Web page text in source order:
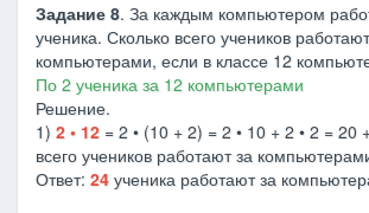
Задание 8. За каждым компьютером
ученика. Сколько всего учеников
компьютерами, если в классе 12
По 2 ученика за 12 компьютерами
Решение.
1) 2 • 12 = 2 • (10 + 2) = 2 • 10 + 2 • 2 = 20
всего учеников работают за
Ответ: 24 ученика работают за